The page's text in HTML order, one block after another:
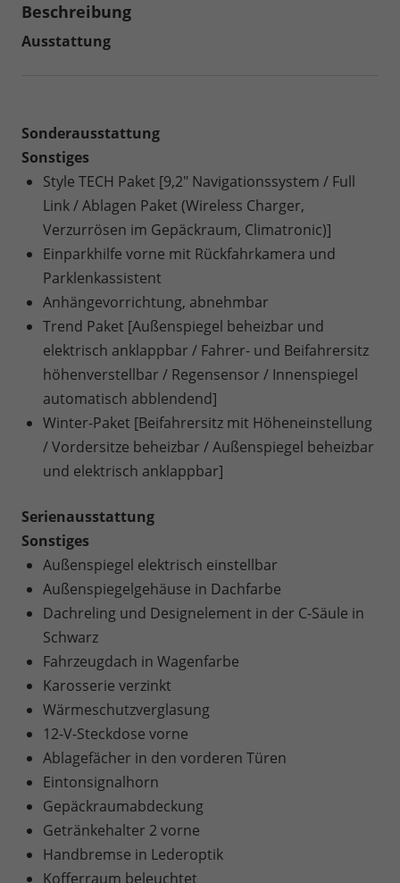
Beschreibung
Ausstattung
Sonderausstattung
Sonstiges
Style TECH Paket [9,2" Navigationssystem / Full
Link / Ablagen Paket (Wireless Charger,
Verzurrösen im Gepäckraum, Climatronic)]
Einparkhilfe vorne mit Rückfahrkamera und
Parklenkassistent
Anhängevorrichtung, abnehmbar
Trend Paket [Außenspiegel beheizbar und
elektrisch anklappbar / Fahrer- und Beifahrersitz
höhenverstellbar / Regensensor / Innenspiegel
automatisch abblendend]
Winter-Paket [Beifahrersitz mit Höheneinstellung
/ Vordersitze beheizbar / Außenspiegel beheizbar
und elektrisch anklappbar]
Serienausstattung
Sonstiges
Außenspiegel elektrisch einstellbar
Außenspiegelgehäuse in Dachfarbe
Dachreling und Designelement in der C-Säule in
Schwarz
Fahrzeugdach in Wagenfarbe
Karosserie verzinkt
Wärmeschutzverglasung
12-V-Steckdose vorne
Ablagefächer in den vorderen Türen
Eintonsignalhorn
Gepäckraumabdeckung
Getränkehalter 2 vorne
Handbremse in Lederoptik
Kofferraum beleuchtet